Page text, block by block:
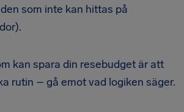
som inte kan hittas på
kan spara din resebudget är att
rutin – gå emot vad logiken säger.